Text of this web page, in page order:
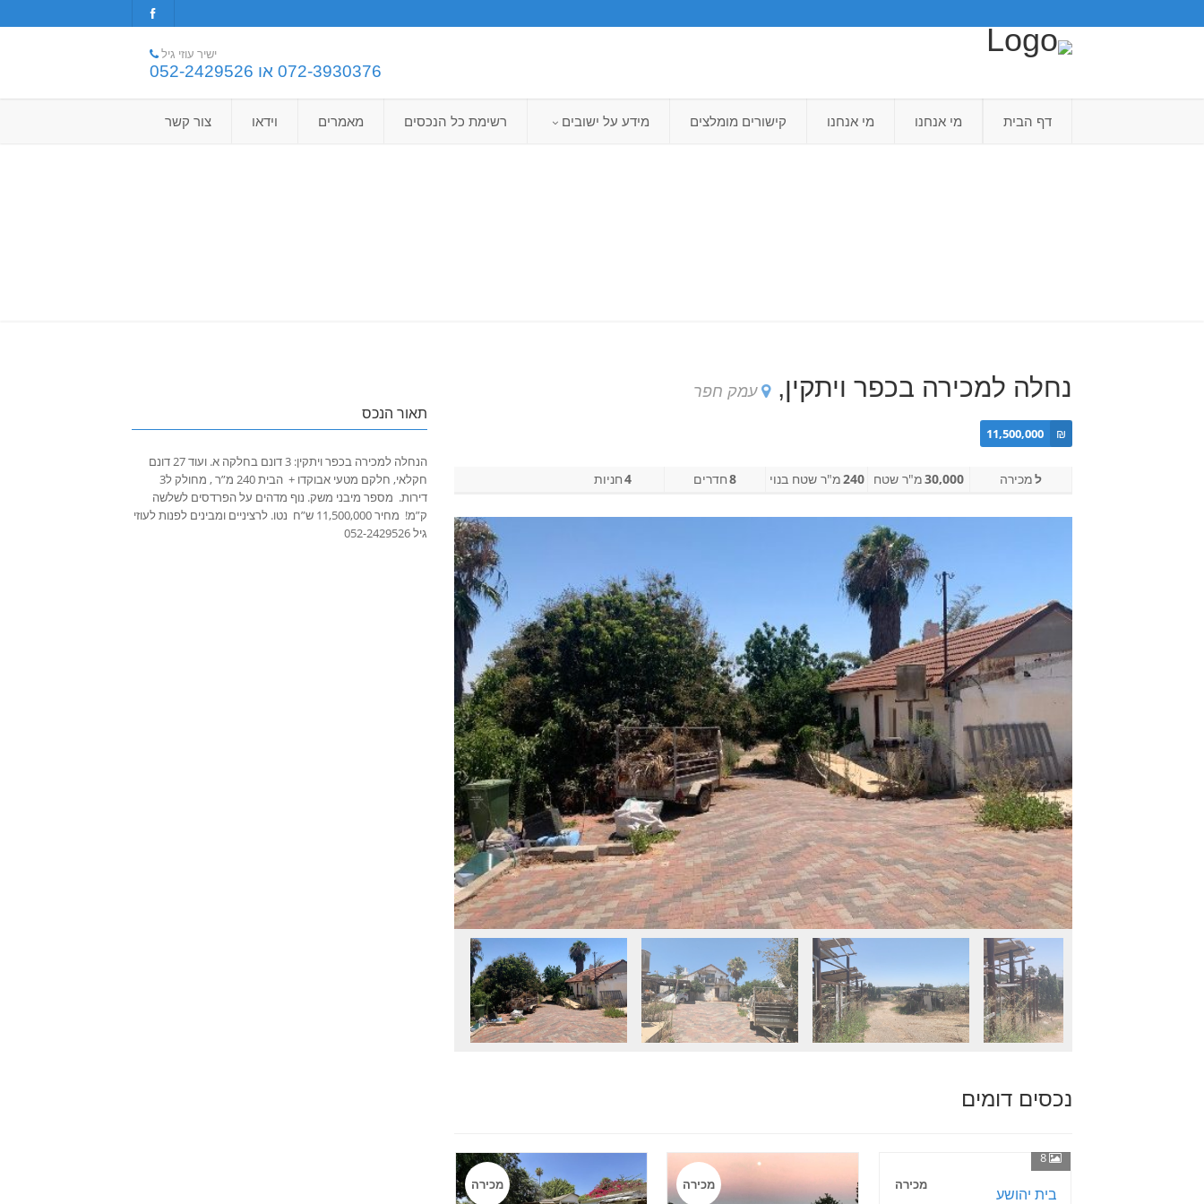
ישיר עוזי גיל
072-3930376 או 052-2429526
דף הבית מי אנחנו מי אנחנו קישורים מומלצים מידע על ישובים רשימת כל הנכסים מאמרים וידאו צור קשר
נחלה למכירה בכפר ויתקין, עמק חפר
₪
11,500,000
למכירה 30,000מ"ר שטח 240מ"ר שטח בנוי 8חדרים 4חניות
נכסים דומים
מכירה מכירה
8
מכירה
בית יהושע
תאור הנכס
הנחלה למכירה בכפר ויתקין: 3 דונם בחלקה א. ועוד 27 דונם
חקלאי, חלקם מטעי אבוקדו + הבית 240 מ”ר , מחולק ל3
דירות. מספר מיבני משק. נוף מדהים על הפרדסים לשלשה
ק”מ! מחיר 11,500,000 ש”ח נטו. לרציניים ומבינים לפנות לעוזי
גיל 052-2429526